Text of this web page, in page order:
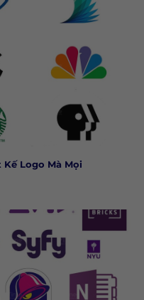
Logo Mà Mọi